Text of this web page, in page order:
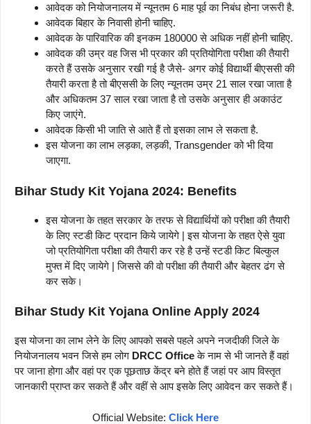
आवेदक को नियोजनालय में न्यूनतम 6 माह पूर्व का निबंध होना जरूरी है.
आवेदक बिहार के निवासी होनी चाहिए.
आवेदक के पारिवारिक की इनकम 180000 से अधिक नहीं होनी चाहिए.
आवेदक की उम्र वह जिस भी प्रकार की प्रतियोगिता परीक्षा की तैयारी
करते हैं उसके अनुसार रखी गई है जैसे- अगर कोई विद्यार्थी बीएससी की
तैयारी करता है तो बीएससी के लिए न्यूनतम उम्र 21 साल रखा जाता है
और अधिकतम 37 साल रखा जाता है तो उसके अनुसार ही अकाउंट
किए जाएंगे.
आवेदक किसी भी जाति से आते हैं तो इसका लाभ ले सकता है.
इस योजना का लाभ लड़का, लड़की, Transgender को भी दिया
जाएगा.
Bihar Study Kit Yojana 2024: Benefits
इस योजना के तहत सरकार के तरफ से विद्यार्थियों को परीक्षा की तैयारी
के लिए स्टडी किट प्रदान किये जायेगे | इस योजना के तहत ऐसे युवा
जो प्रतियोगिता परीक्षा की तैयारी कर रहे है उन्हें स्टडी किट बिल्कुल
मुफ्त में दिए जायेगे | जिससे की वो परीक्षा की तैयारी और बेहतर ढंग से
कर सके।
Bihar Study Kit Yojana Online Apply 2024
इस योजना का लाभ लेने के लिए आपको सबसे पहले अपने नजदीकी जिले के
नियोजनालय भवन जिसे हम लोग DRCC Officeके नाम से भी जानते हैं वहां
पर जाना होगा और वहां पर एक पूछताछ केंद्र बने होते हैं जहां पर आप विस्तृत
जानकारी प्राप्त कर सकते हैं और वहीं से आप इसके लिए आवेदन कर सकते हैं।
Official Website: Click Here